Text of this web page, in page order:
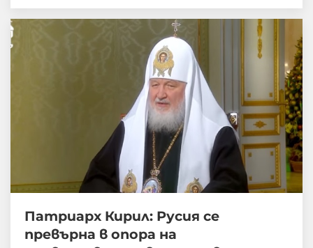
Патриарх Кирил: Русия се
превърна в опора на